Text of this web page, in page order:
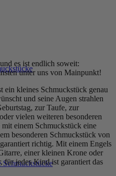
Schmuckstücke
es ist endlich soweit:
unter uns von Mainpunkt!
ein kleines Schmuckstück genau
und seine Augen strahlen
zur Taufe, zur
vielen weiteren besonderen
einem Schmuckstück eine
besonderen Schmuckstück von
richtig. Mit einem Engels
einer kleinen Krone oder
für jedes Kind ist garantiert das